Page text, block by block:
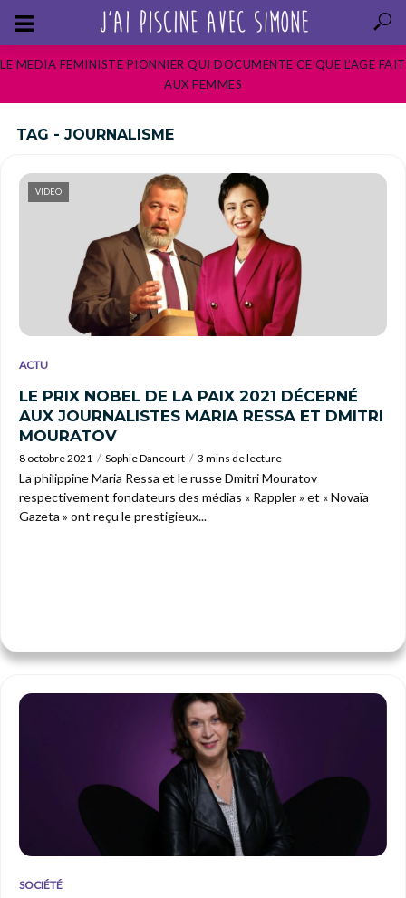
LE MEDIA FEMINISTE PIONNIER QUI DOCUMENTE CE QUE L’AGE FAIT
AUX FEMMES
TAG - JOURNALISME
VIDEO
ACTU
LE PRIX NOBEL DE LA PAIX 2021 DÉCERNÉ
AUX JOURNALISTES MARIA RESSA ET DMITRI
MOURATOV
8 octobre 2021 Sophie Dancourt 3 mins de lecture
La philippine Maria Ressa et le russe Dmitri Mouratov
respectivement fondateurs des médias « Rappler » et « Novaïa
Gazeta » ont reçu le prestigieux...
SOCIÉTÉ